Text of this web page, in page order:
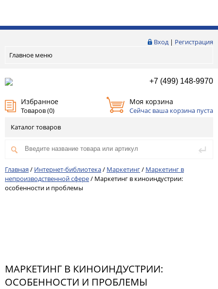
Вход| Регистрация
Главное меню
+7 (499) 148-9970
Избранное
Товаров (0)
Моя корзина
Сейчас ваша корзина пуста
Каталог товаров
Главная / Интернет-библиотека/ Маркетинг/ Маркетинг в
непроизводственной сфере/ Маркетинг в киноиндустрии:
особенности и проблемы
МАРКЕТИНГ В КИНОИНДУСТРИИ:
ОСОБЕННОСТИ И ПРОБЛЕМЫ